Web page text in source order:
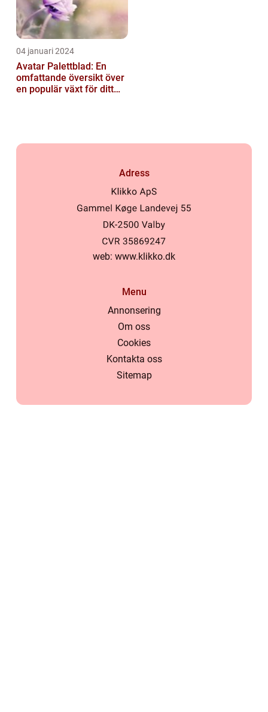
04 januari 2024
Avatar Palettblad: En
omfattande översikt över
en populär växt för ditt
Adress
web: www.klikko.dk
Menu
Annonsering
Om oss
Cookies
Kontakta oss
Sitemap